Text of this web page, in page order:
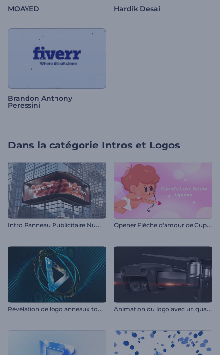
MOAYED Hardik Desai
Brandon Anthony
Peressini
Dans la catégorie Intros et Logos
I
ntro Panneau Publicitaire Numérique O
pener Flèche d'amour de Cupidon
R
évélation de logo anneaux tournoyants A
nimation du logo avec un quadrirotor